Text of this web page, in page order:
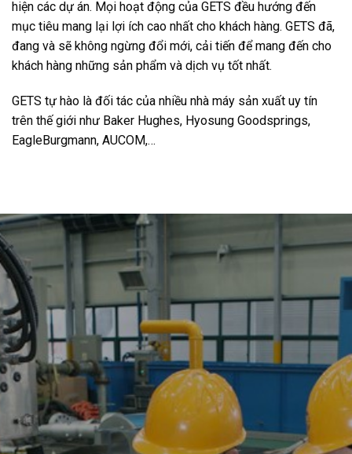
hiện các dự án. Mọi hoạt động của GETS đều hướng đến
mục tiêu mang lại lợi ích cao nhất cho khách hàng. GETS đã,
đang và sẽ không ngừng đổi mới, cải tiến để mang đến cho
khách hàng những sản phẩm và dịch vụ tốt nhất.
GETS tự hào là đối tác của nhiều nhà máy sản xuất uy tín
trên thế giới như Baker Hughes, Hyosung Goodsprings,
EagleBurgmann, AUCOM,…
Đối tác của GETS: